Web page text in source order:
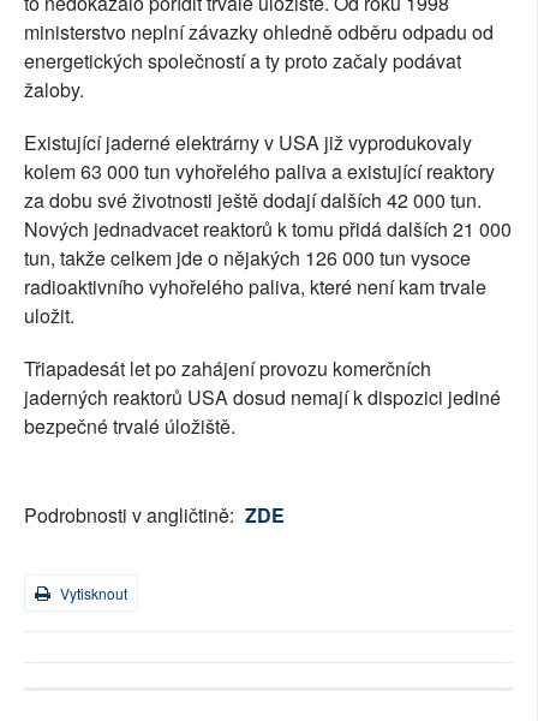
ministerstvo neplní závazky ohledně odběru odpadu od
energetických společností a ty proto začaly podávat
žaloby.
Existující jaderné elektrárny v USA již vyprodukovaly
kolem 63 000 tun vyhořelého paliva a existující reaktory
za dobu své životnosti ještě dodají dalších 42 000 tun.
Nových jednadvacet reaktorů k tomu přidá dalších 21 000
tun, takže celkem jde o nějakých 126 000 tun vysoce
radioaktivního vyhořelého paliva, které není kam trvale
uložit.
Třiapadesát let po zahájení provozu komerčních
jaderných reaktorů USA dosud nemají k dispozici jediné
bezpečné trvalé úložiště.
Podrobnosti v angličtině: ZDE
Vytisknout